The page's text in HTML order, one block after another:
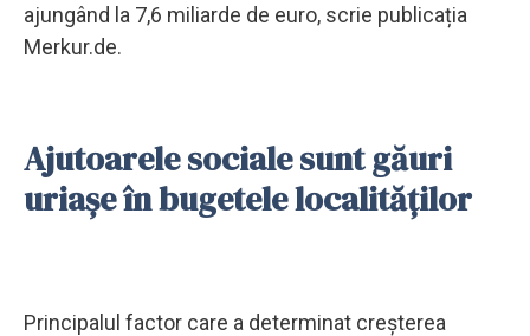
ajungând la 7,6 miliarde de euro, scrie publicația
Merkur.de.
Ajutoarele sociale sunt găuri
uriașe în bugetele localităților
Principalul factor care a determinat creșterea